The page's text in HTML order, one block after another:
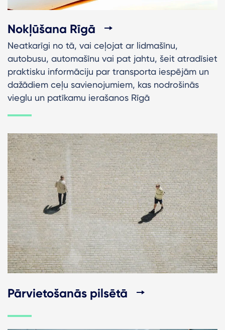
Nokļūšana Rīgā
Neatkarīgi no tā, vai ceļojat ar lidmašīnu,
autobusu, automašīnu vai pat jahtu, šeit atradīsiet
praktisku informāciju par transporta iespējām un
dažādiem ceļu savienojumiem, kas nodrošinās
vieglu un patīkamu ierašanos Rīgā
Pārvietošanās pilsētā